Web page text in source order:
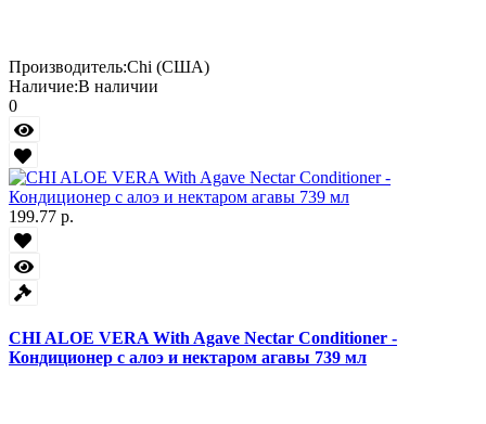
Производитель:Chi (США)
Наличие:В наличии
0
199.77 р.
CHI ALOE VERA With Agave Nectar Conditioner -
Кондиционер с алоэ и нектаром агавы 739 мл